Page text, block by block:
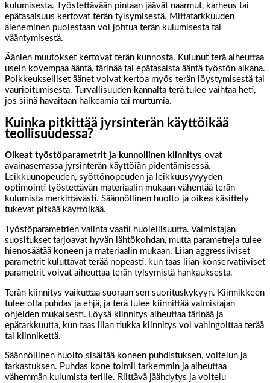
kulumisesta. Työstettävään pintaan jäävät naarmut, karheus tai
epätasaisuus kertovat terän tylsymisestä. Mittatarkkuuden
aleneminen puolestaan voi johtua terän kulumisesta tai
vääntymisestä.
Äänien muutokset kertovat terän kunnosta. Kulunut terä aiheuttaa
usein kovempaa ääntä, tärinää tai epätasaista ääntä työstön aikana.
Poikkeukselliset äänet voivat kertoa myös terän löystymisestä tai
vaurioitumisesta. Turvallisuuden kannalta terä tulee vaihtaa heti,
jos siinä havaitaan halkeamia tai murtumia.
Kuinka pitkittää jyrsinterän käyttöikää
teollisuudessa?
Oikeat työstöparametrit ja kunnollinen kiinnitys ovat
avainasemassa jyrsinterän käyttöiän pidentämisessä.
Leikkuunopeuden, syöttönopeuden ja leikkuusyvyyden
optimointi työstettävän materiaalin mukaan vähentää terän
kulumista merkittävästi. Säännöllinen huolto ja oikea käsittely
tukevat pitkää käyttöikää.
Työstöparametrien valinta vaatii huolellisuutta. Valmistajan
suositukset tarjoavat hyvän lähtökohdan, mutta parametreja tulee
hienosäätää koneen ja materiaalin mukaan. Liian aggressiiviset
parametrit kuluttavat terää nopeasti, kun taas liian konservatiiviset
parametrit voivat aiheuttaa terän tylsymistä hankauksesta.
Terän kiinnitys vaikuttaa suoraan sen suorituskykyyn. Kiinnikkeen
tulee olla puhdas ja ehjä, ja terä tulee kiinnittää valmistajan
ohjeiden mukaisesti. Löysä kiinnitys aiheuttaa tärinää ja
epätarkkuutta, kun taas liian tiukka kiinnitys voi vahingoittaa terää
tai kiinnikettä.
Säännöllinen huolto sisältää koneen puhdistuksen, voitelun ja
tarkastuksen. Puhdas kone toimii tarkemmin ja aiheuttaa
vähemmän kulumista terille. Riittävä jäähdytys ja voitelu